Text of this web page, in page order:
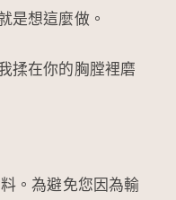
是想這麼做。
揉在你的胸膛裡磨
。為避免您因為輸